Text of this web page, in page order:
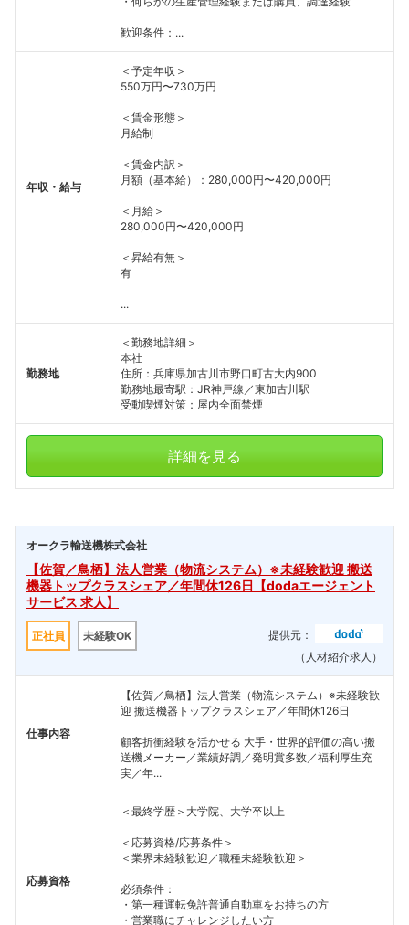
歓迎条件：...
年収・給与
＜予定年収＞
550万円〜730万円
＜賃金形態＞
月給制
＜賃金内訳＞
月額（基本給）：280,000円〜420,000円
＜月給＞
280,000円〜420,000円
＜昇給有無＞
有
...
勤務地
＜勤務地詳細＞
本社
住所：兵庫県加古川市野口町古大内900
勤務地最寄駅：JR神戸線／東加古川駅
受動喫煙対策：屋内全面禁煙
詳細を見る
オークラ輸送機株式会社
【佐賀／鳥栖】法人営業（物流システム）※未経験歓迎 搬送
機器トップクラスシェア／年間休126日【dodaエージェント
サービス 求人】
正社員 未経験OK
提供元：
（人材紹介求人）
仕事内容
【佐賀／鳥栖】法人営業（物流システム）※未経験歓
迎 搬送機器トップクラスシェア／年間休126日
顧客折衝経験を活かせる 大手・世界的評価の高い搬
送機メーカー／業績好調／発明賞多数／福利厚生充
実／年...
応募資格
＜最終学歴＞大学院、大学卒以上
＜応募資格/応募条件＞
＜業界未経験歓迎／職種未経験歓迎＞
必須条件：
・第一種運転免許普通自動車をお持ちの方
・営業職にチャレンジしたい方